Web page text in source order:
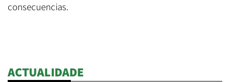
consecuencias.
ACTUALIDADE